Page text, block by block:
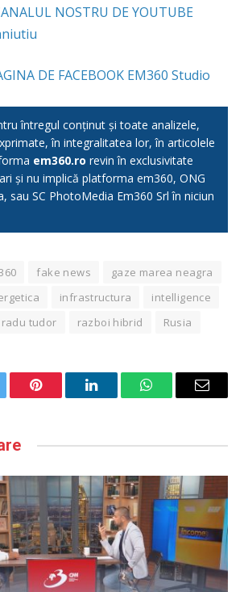
NOSTRU DE YOUTUBE
DE FACEBOOK EM360 Studio
întregul conținut și toate analizele,
în integralitatea lor, în articolele
em360.ro revin în exclusivitate
și nu implică platforma em360, ONG
sau SC PhotoMedia Em360 Srl în niciun
fake news
gaze marea neagra
infrastructura
intelligence
radu tudor razboi hibrid Rusia
Pinterest LinkedInWhatsAppEmail